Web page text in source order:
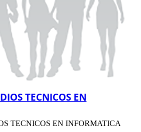
TECNICOS EN
TECNICOS EN INFORMATICA